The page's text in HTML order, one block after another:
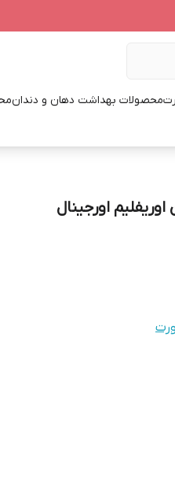
محصولات بهداشت دهان و دندان
اورجینال